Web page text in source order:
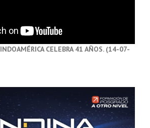
INDOAMÉRICA CELEBRA 41 AÑOS. (14-07-